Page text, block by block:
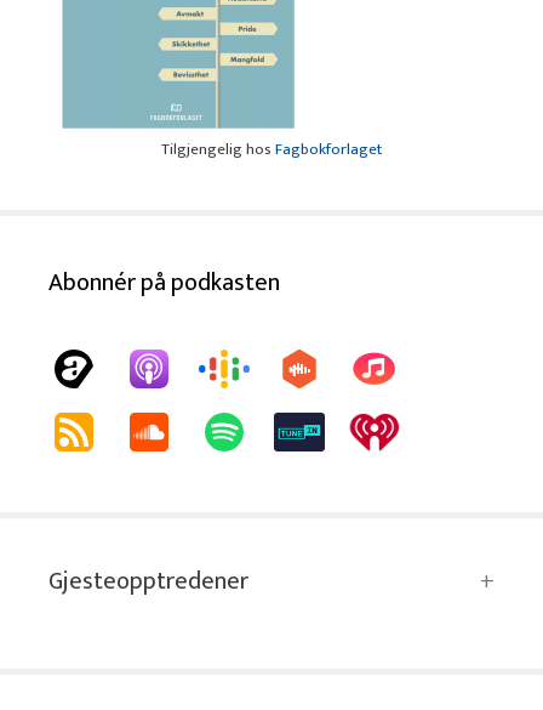
Tilgjengelig hosFagbokforlaget
Abonnér på podkasten
Gjesteopptredener